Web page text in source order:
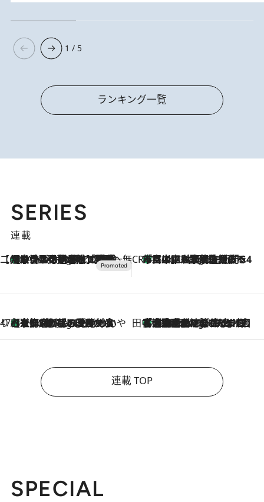
1 / 5
ランキング一覧
SERIES
連載
【CREA×星野リゾート】唯一無二。癒しと発見が待つ場所へ
2 Hours Ago
【トンボの足水浴】ヒノキの香りに包まれて涼感マックス！約13℃の湧水かけ流しを避暑地「星野温泉 トンボの湯」で体験 CREA'S CHOICE
4 Hours Ago
「立川にも歌舞伎があるんだよ」 片岡仁左衛門・市川中車ら豪華座組みで4年目の立川立飛歌舞伎へ
47都道府県の手みやげ ひんやりスイーツで夏を満喫
4 Hours Ago
【京都府】この夏絶対食べたい 冷やしておいしいおやつ3選 ひと口目から心を掴む新緑のテリーヌ 田中稲の勝手に再ブーム
9 Hours Ago
「湘南乃風に憧れて」観客大盛上がりの“タオル回し”に、ラッパー顔負けの高速歌唱まで…さだまさし（74）のアグレッシブすぎる現在地
連載 TOP
SPECIAL